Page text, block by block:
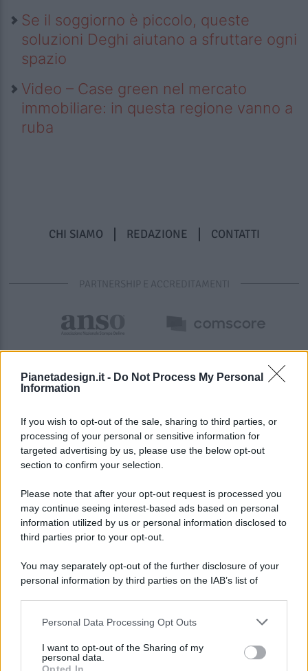
Pianetadesign.it - Do Not Process My Personal
Information
If you wish to opt-out of the sale, sharing to third parties, or
processing of your personal or sensitive information for
targeted advertising by us, please use the below opt-out
section to confirm your selection.
Please note that after your opt-out request is processed you
may continue seeing interest-based ads based on personal
information utilized by us or personal information disclosed to
third parties prior to your opt-out.
You may separately opt-out of the further disclosure of your
personal information by third parties on the IAB’s list of
This information may also be disclosed by us to third parties
disclose it to other third parties.
Personal Data Processing Opt Outs
I want to opt-out of the Sharing of my
personal data.
Se il soggiorno è piccolo, queste
soluzioni Deghi aiutano a sfruttare ogni
spazio
Video – Case green nel mercato
immobiliare: in questa regione vanno a
ruba
CHI SIAMO REDAZIONE CONTATTI
PARTNERSHIP E ACCREDITAMENTI
© 2026 - Pianeta Design - P.IVA 04827280654 - Testata
Registrata Al Tribunale Di Nocera Inferiore N. 8/2020 - RG N.
ISCRIZIONE AL ROC N. 35792 – ISCRITTA ALL’ANSO
(ASSOCIAZIONE NAZIONALE STAMPA ONLINE)
PREFERENZE PRIVACY